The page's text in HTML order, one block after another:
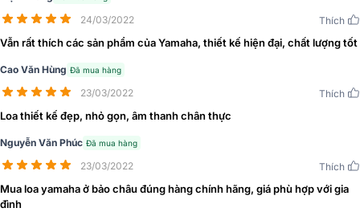
hiện đại. Thiết kế bo tròn giúp giảm thiểu các cạnh vuông góc, hạn
chế hiện tượng
sóng đứng và cộng hưởng không mong muốn
đó âm thanh phát ra trong trẻo và tự nhiên hơn. Ngoài ra, vách ngăn
phía trước được chế tác dạng cấu trúc kép chắc chắn, gia tăng độ
bền và độ ổn định khi loa hoạt động.
Có thể nói, Yamaha NS-B330 không chỉ đơn thuần là một chiếc loa
tiến và tính thẩm mỹ tinh tế. Sản phẩm phù hợp với những người yêu
thích phong cách sống hiện đại, muốn có một hệ thống âm thanh
nhỏ gọn nhưng vẫn sang trọng và đẳng cấp.
24/03/2022 Thích
Vẫn rất thích các sản phẩm của Yamaha, thiết kế hiện đại, chất lượng tốt
Cao Văn Hùng Đã mua hàng
23/03/2022 Thích
Loa thiết kế đẹp, nhỏ gọn, âm thanh chân thực
Nguyễn Văn Phúc Đã mua hàng
23/03/2022 Thích
Mua loa yamaha ở bảo châu đúng hàng chính hãng, giá phù hợp với gia
đình